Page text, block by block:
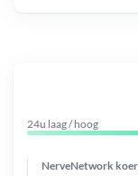
24u laag / hoog
NerveNetwork